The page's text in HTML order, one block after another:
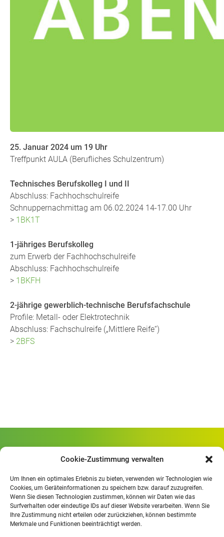
Cookie-Zustimmung verwalten
Um Ihnen ein optimales Erlebnis zu bieten, verwenden wir Technologien wie
Cookies, um Geräteinformationen zu speichern bzw. darauf zuzugreifen.
Wenn Sie diesen Technologien zustimmen, können wir Daten wie das
Surfverhalten oder eindeutige IDs auf dieser Website verarbeiten. Wenn Sie
Ihre Zustimmung nicht erteilen oder zurückziehen, können bestimmte
Merkmale und Funktionen beeinträchtigt werden.
25. Januar 2024 um 19 Uhr
Treffpunkt AULA (Berufliches Schulzentrum)
Technisches Berufskolleg I und II
Abschluss: Fachhochschulreife
Schnuppernachmittag am 06.02.2024 14-17.00 Uhr
> 1BK1T
1-jähriges Berufskolleg
zum Erwerb der Fachhochschulreife
Abschluss: Fachhochschulreife
> 1BKFH
2-jährige gewerblich-technische Berufsfachschule
Profile: Metall- oder Elektrotechnik
Abschluss: Fachschulreife („Mittlere Reife“)
> 2BFS
Rheinlandstraße 80
Öffnungszeiten
Mo. - Fr.
07.30 - 13.00 Uhr
Mo. - Do.
13:30 - 15.30 Uhr